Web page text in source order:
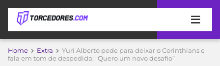
APOSTAS
Home Extra
Yuri Alberto pede para deixar o Corinthians e
fala em tom de despedida: “Quero um novo desafio”